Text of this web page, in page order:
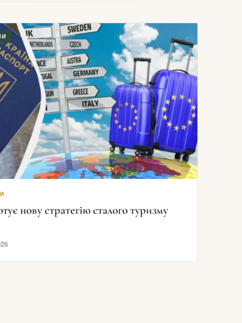
нову стратегію сталого туризму